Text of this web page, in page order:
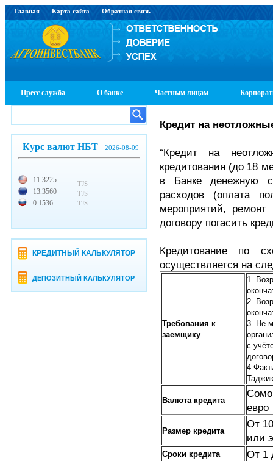
Главная Карта сайта Обратная связь
Пресс служба О банке Частным лицам
Курс валют НБТ 2026-08-09
11.3225
13.3560
0.1536
TJS
TJS
TJS
КРЕДИТНЫЙ КАЛЬКУЛЯТОР
ДЕПОЗИТНЫЙ КАЛЬКУЛЯТОР
Кредит на
“Кредит на
кредитования (до 18
в Банке денежную
расходов (оплата
мероприятий,
договору погасить
Кредитование по
осуществляется на
Требования к
заемщику
1.
2.
3. Не
с
Валюта кредита
евро
Размер кредита
От
или
Сроки кредита От 1